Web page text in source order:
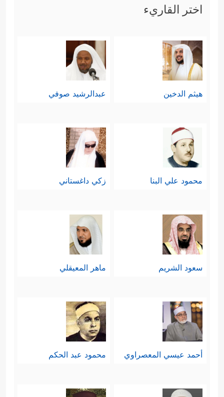
اختر القاريء
هيثم الدخين عبدالرشيد صوفي
محمود علي البنا زكي داغستاني
سعود الشريم ماهر المعيقلي
أحمد عيسي المعصراوي محمود عبد الحكم